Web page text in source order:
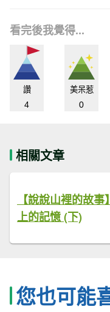
看完後我覺得...
讚
4
美呆惹
0
相關文章
【說說山裡的故
上的記憶 (下)
您也可能